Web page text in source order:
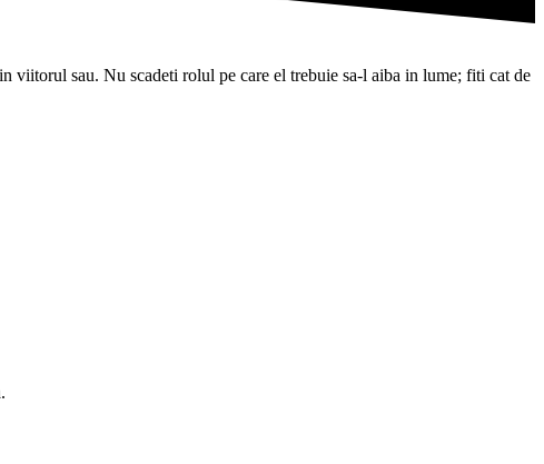
viitorul sau. Nu scadeti rolul pe care el trebuie sa-l aiba in lume; fiti cat de